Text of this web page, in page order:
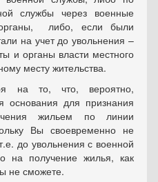
службы через военные
либо, если были
на учет до увольнения –
и органы власти местного
месту жительства.
на то, что, вероятно,
для признания
жильем по линии
Вы своевременно не
до увольнения с военной
на получение жилья, как
не сможете.